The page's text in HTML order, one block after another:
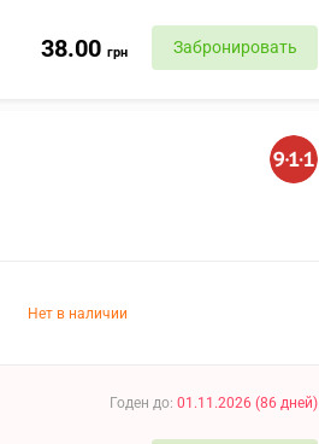
38.00 грн Забронировать
Нет в наличии
Годен до: 01.11.2026 (86 дней)